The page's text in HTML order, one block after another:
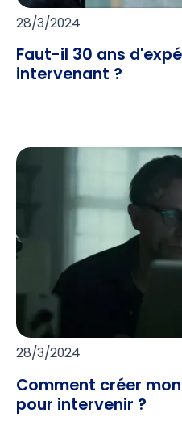
28/3/2024
Faut-il 30 ans
intervenant ?
28/3/2024
Comment créer
pour intervenir ?